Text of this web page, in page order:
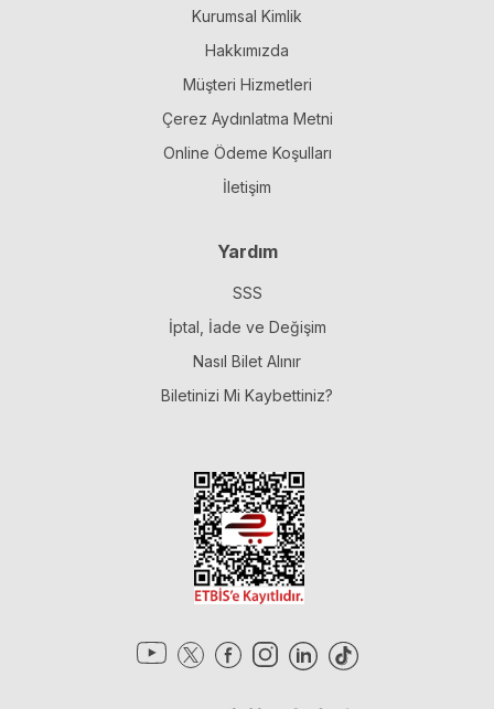
Kurumsal Kimlik
Hakkımızda
Müşteri Hizmetleri
Çerez Aydınlatma Metni
Online Ödeme Koşulları
İletişim
Yardım
SSS
İptal, İade ve Değişim
Nasıl Bilet Alınır
Biletinizi Mi Kaybettiniz?